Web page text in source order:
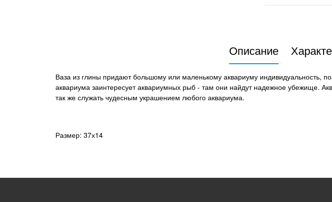
Описание
Ваза из глины придают большому или маленькому аквариуму индивидуальность,
аквариума заинтересует аквариумных рыб - там они найдут надежное убежище.
так же служать чудесным украшением любого аквариума.
Размер: 37х14